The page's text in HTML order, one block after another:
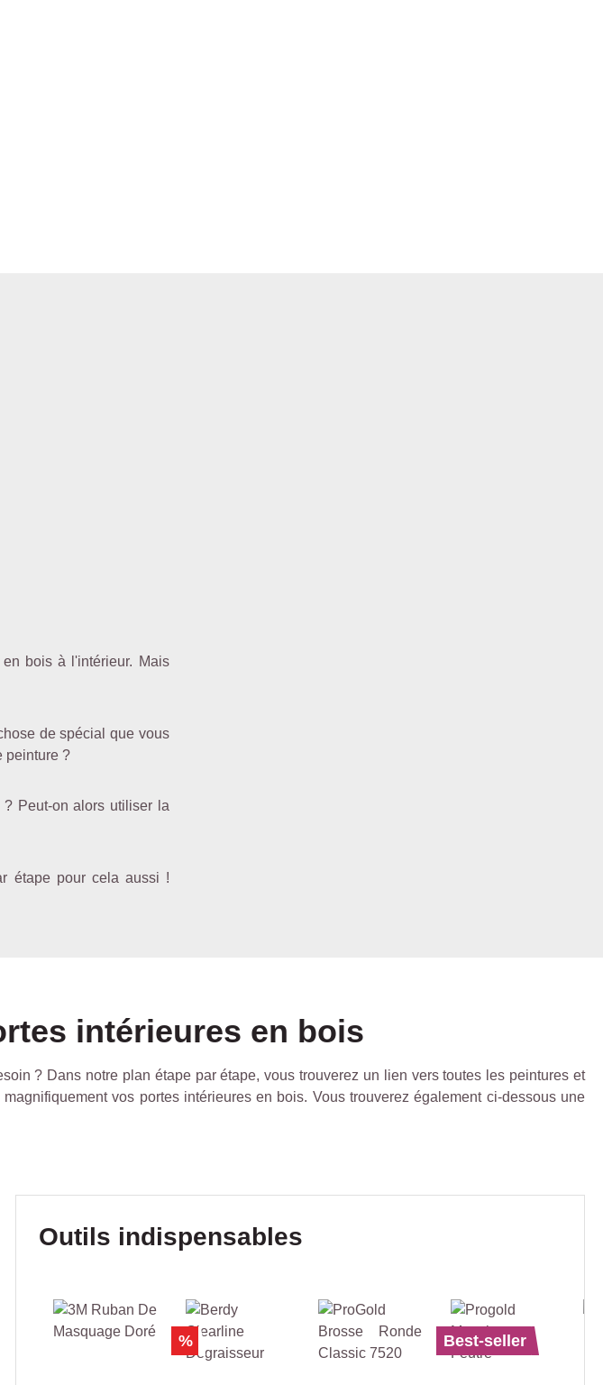
bois à l'intérieur. Mais
de spécial que vous
peinture ?
Peut-on alors utiliser la
étape pour cela aussi !
intérieures en bois
? Dans notre plan étape par étape, vous trouverez un lien vers toutes les peintures et
vos portes intérieures en bois. Vous trouverez également ci-dessous une
Ignorer la galerie de produits
Outils indispensables
% Best-seller